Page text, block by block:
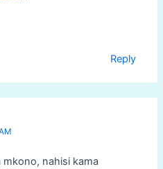
Reply
nahisi kama